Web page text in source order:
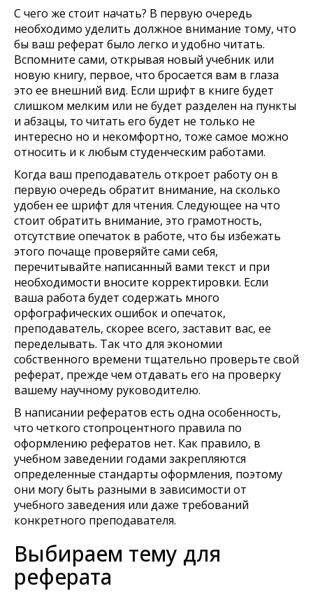
С чего же стоит начать? В первую очередь
необходимо уделить должное внимание тому, что
бы ваш реферат было легко и удобно читать.
Вспомните сами, открывая новый учебник или
новую книгу, первое, что бросается вам в глаза
это ее внешний вид. Если шрифт в книге будет
слишком мелким или не будет разделен на пункты
и абзацы, то читать его будет не только не
интересно но и некомфортно, тоже самое можно
относить и к любым студенческим работами.
Когда ваш преподаватель откроет работу он в
первую очередь обратит внимание, на сколько
удобен ее шрифт для чтения. Следующее на что
стоит обратить внимание, это грамотность,
отсутствие опечаток в работе, что бы избежать
этого почаще проверяйте сами себя,
перечитывайте написанный вами текст и при
необходимости вносите корректировки. Если
ваша работа будет содержать много
орфографических ошибок и опечаток,
преподаватель, скорее всего, заставит вас, ее
переделывать. Так что для экономии
собственного времени тщательно проверьте свой
реферат, прежде чем отдавать его на проверку
вашему научному руководителю.
В написании рефератов есть одна особенность,
что четкого стопроцентного правила по
оформлению рефератов нет. Как правило, в
учебном заведении годами закрепляются
определенные стандарты оформления, поэтому
они могу быть разными в зависимости от
учебного заведения или даже требований
конкретного преподавателя.
Выбираем тему для
реферата